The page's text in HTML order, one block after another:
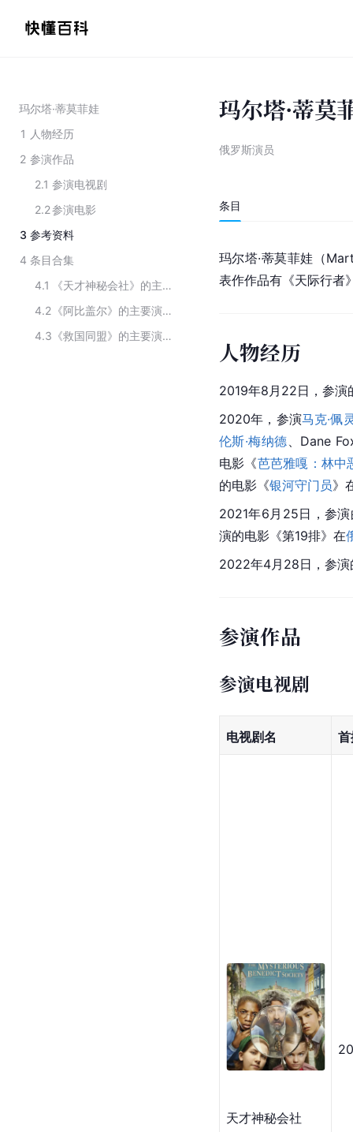
玛尔塔·蒂莫菲娃
1 人物经历
2 参演作品
2.1 参演电视剧
2.2参演电影
3 参考资料
4 条目合集
4.1
《天才神秘会社》的主要演员
4.2
《阿比盖尔》的主要演员
4.3
《救国同盟》的主要演员
玛尔塔·蒂莫
俄罗斯演员
条目
玛尔塔·蒂莫菲娃（
表作作品有《天际行者
人物经历
2019年8月22日，参演
2020年，参演马克·佩
伦斯·梅纳德 、Dane
电影《芭芭雅嘎：林中
的电影《银河守门员》
2021年6月25日，参
演的电影《第19排》在
2022年4月28日，参演
参演作品
参演电视剧
电视剧名
天才神秘会社